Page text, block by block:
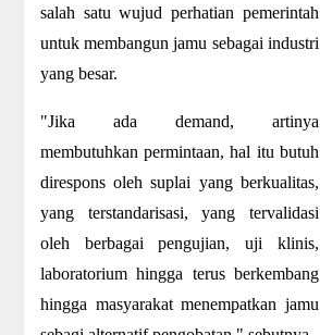
salah satu wujud perhatian pemerintah
untuk membangun jamu sebagai industri
yang besar.
"Jika ada demand, artinya
membutuhkan permintaan, hal itu butuh
direspons oleh suplai yang berkualitas,
yang terstandarisasi, yang tervalidasi
oleh berbagai pengujian, uji klinis,
laboratorium hingga terus berkembang
hingga masyarakat menempatkan jamu